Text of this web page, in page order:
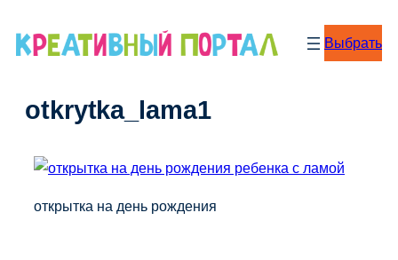
Выбрать
otkrytka_lama1
открытка на день рождения